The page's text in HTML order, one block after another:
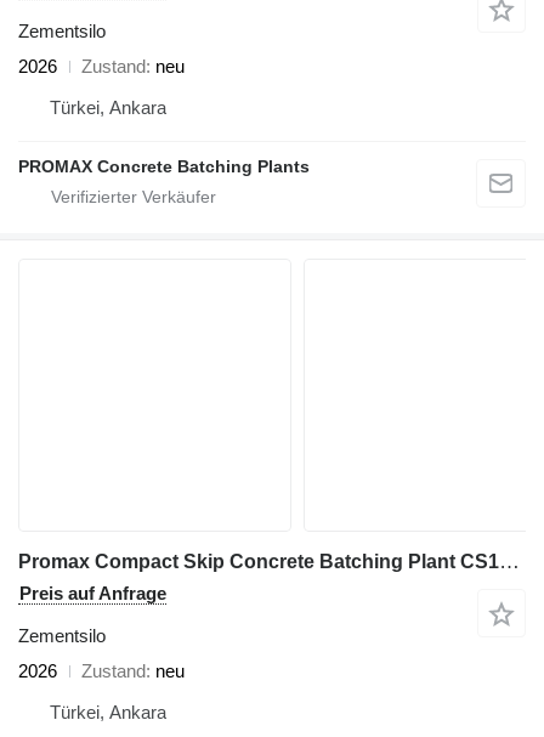
Zementsilo
2026
Zustand neu
Türkei, Ankara
PROMAX Concrete Batching Plants
Promax Compact Skip Concrete Batching Plant CS100-TWN-LINE (100m3/h)
Preis auf Anfrage
Zementsilo
2026
Zustand neu
Türkei, Ankara